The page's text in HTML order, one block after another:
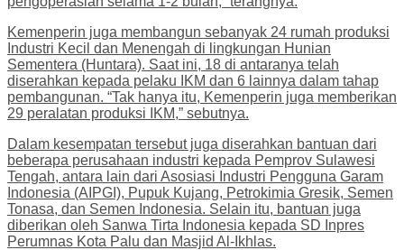
Kemenperin juga membangun sebanyak 24 rumah produksi
Industri Kecil dan Menengah di lingkungan Hunian
Sementera (Huntara). Saat ini, 18 di antaranya telah
diserahkan kepada pelaku IKM dan 6 lainnya dalam tahap
pembangunan. “Tak hanya itu, Kemenperin juga memberikan
29 peralatan produksi IKM,” sebutnya.
Dalam kesempatan tersebut juga diserahkan bantuan dari
beberapa perusahaan industri kepada Pemprov Sulawesi
Tengah, antara lain dari Asosiasi Industri Pengguna Garam
Indonesia (AIPGI), Pupuk Kujang, Petrokimia Gresik, Semen
Tonasa, dan Semen Indonesia. Selain itu, bantuan juga
diberikan oleh Sanwa Tirta Indonesia kepada SD Inpres
Perumnas Kota Palu dan Masjid Al-Ikhlas.